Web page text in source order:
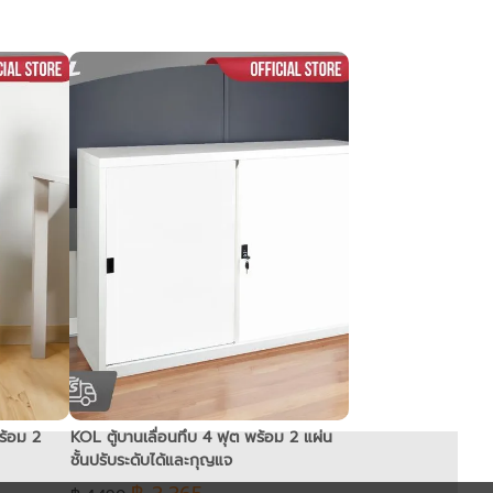
อม 2
KOL ตู้บานเลื่อนทึบ 4 ฟุต พร้อม 2 แผ่น
ชั้นปรับระดับได้และกุญแจ